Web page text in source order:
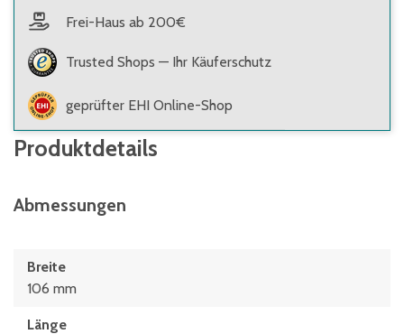
Frei-Haus ab 200€
Trusted Shops — Ihr Käuferschutz
geprüfter EHI Online-Shop
Produktdetails
Abmessungen
Breite
106 mm
Länge